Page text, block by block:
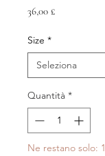
36,00 £Prezzo
Size *
Quantità *
Ne restano solo: 1